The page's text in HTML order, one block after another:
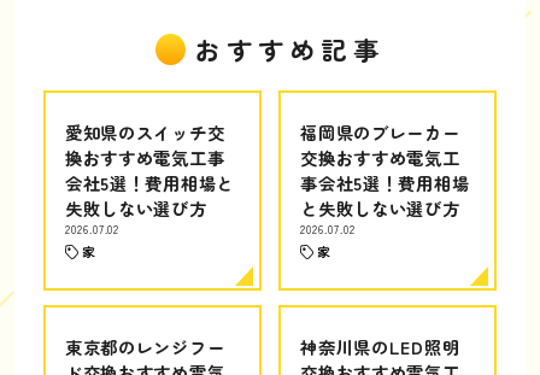
おすすめ記事
愛知県のスイッチ交
換おすすめ電気工事
会社5選！費用相場と
失敗しない選び方
2026.07.02
家
福岡県のブレーカー
交換おすすめ電気工
事会社5選！費用相場
と失敗しない選び方
2026.07.02
家
東京都のレンジフー
神奈川県のLED照明